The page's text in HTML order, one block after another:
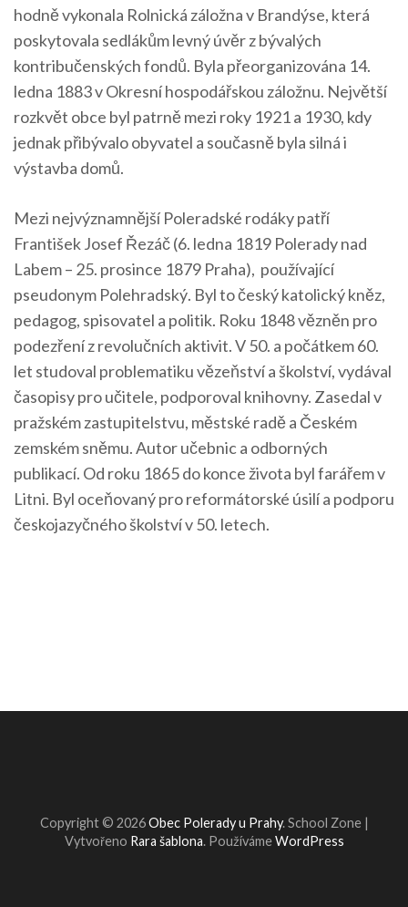
hodně vykonala Rolnická záložna v Brandýse, která
poskytovala sedlákům levný úvěr z bývalých
kontribučenských fondů. Byla přeorganizována 14.
ledna 1883 v Okresní hospodářskou záložnu. Největší
rozkvět obce byl patrně mezi roky 1921 a 1930, kdy
jednak přibývalo obyvatel a současně byla silná i
výstavba domů.
Mezi nejvýznamnější Poleradské rodáky patří
František Josef Řezáč (6. ledna 1819 Polerady nad
Labem – 25. prosince 1879 Praha), používající
pseudonym Polehradský. Byl to český katolický kněz,
pedagog, spisovatel a politik. Roku 1848 vězněn pro
podezření z revolučních aktivit. V 50. a počátkem 60.
let studoval problematiku vězeňství a školství, vydával
časopisy pro učitele, podporoval knihovny. Zasedal v
pražském zastupitelstvu, městské radě a Českém
zemském sněmu. Autor učebnic a odborných
publikací. Od roku 1865 do konce života byl farářem v
Litni. Byl oceňovaný pro reformátorské úsilí a podporu
českojazyčného školství v 50. letech.
Copyright © 2026Obec Polerady u Prahy. School Zone |
Vytvořeno Rara šablona. PoužívámeWordPress